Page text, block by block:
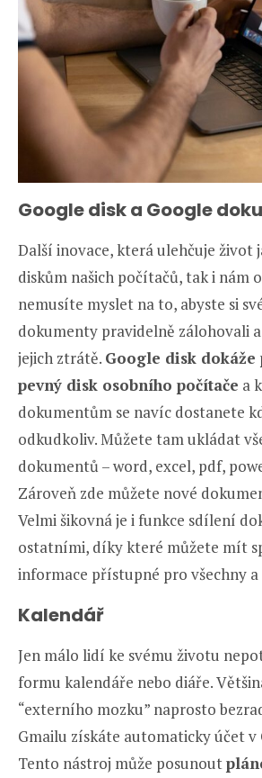
Google disk a Google
Další inovace, která ulehčuje život
diskům našich počítačů, tak i nám
nemusíte myslet na to, abyste si
dokumenty pravidelně zálohovali
jejich ztrátě. Google disk
pevný disk osobního počítače a
dokumentům se navíc dostanete
odkudkoliv. Můžete tam ukládat
dokumentů – word, excel, pdf,
Zároveň zde můžete nové
Velmi šikovná je i funkce sdílení
ostatními, díky které můžete mít
informace přístupné pro všechny
Kalendář
Jen málo lidí ke svému životu
formu kalendáře nebo diáře.
“externího mozku” naprosto
Gmailu získáte automaticky účet v
Tento nástroj může posunout